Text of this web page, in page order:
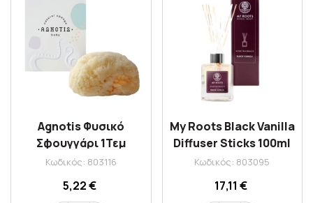
Agnotis Φυσικό
Σφουγγάρι 1Τεμ
Κωδικός: 803116
5,22 €
My Roots Black Vanilla
Diffuser Sticks 100ml
Κωδικός: 803095
17,11 €